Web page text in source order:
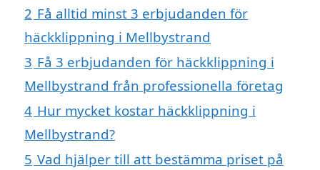
2 Få alltid minst 3 erbjudanden för
häckklippning i Mellbystrand
3 Få 3 erbjudanden för häckklippning i
Mellbystrand från professionella företag
4 Hur mycket kostar häckklippning i
Mellbystrand?
5 Vad hjälper till att bestämma priset på